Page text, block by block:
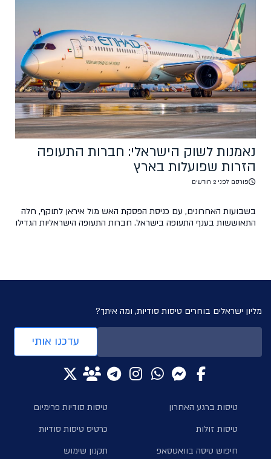
נאמנות לשוק הישראלי: חברות התעופה
הזרות שפועלות בארץ
פורסם לפני 2 חודשים
בשבועות האחרונים, עם כניסת הפסקת האש מול איראן לתוקף, חלה
התאוששות בענף התעופה בישראל. חברות התעופה הישראליות הגדילו
טיסות ברגע האחרון
טיסות זולות
חיפוש טיסה בוואטסאפ
טיסות סודיות פרימיום
כרטיס טיסות סודיות
תקנון שימוש
מליון ישראלים בוחרים טיסות סודיות, ומה איתך?
עדכנו אותי